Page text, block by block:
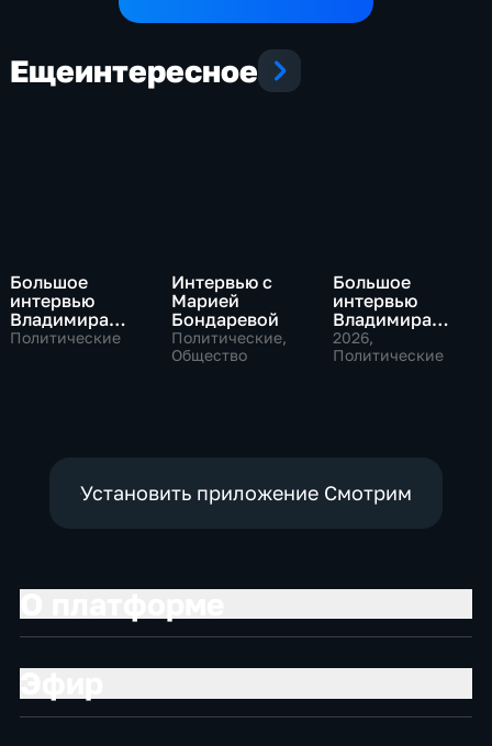
Ещеинтересное
Большое
интервью
Владимира
Путина Сергею
Политические
Интервью с
Марией
Бондаревой
Политические,
Общество
Большое
интервью
Владимира
Соловьева
Роджеру
2026,
Политические
Установить приложение Смотрим